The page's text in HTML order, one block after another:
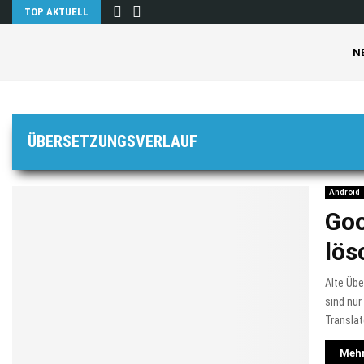
TOP AKTUELL
ÜBERSETZUNGSVERLAUF
Android
Alte
sind